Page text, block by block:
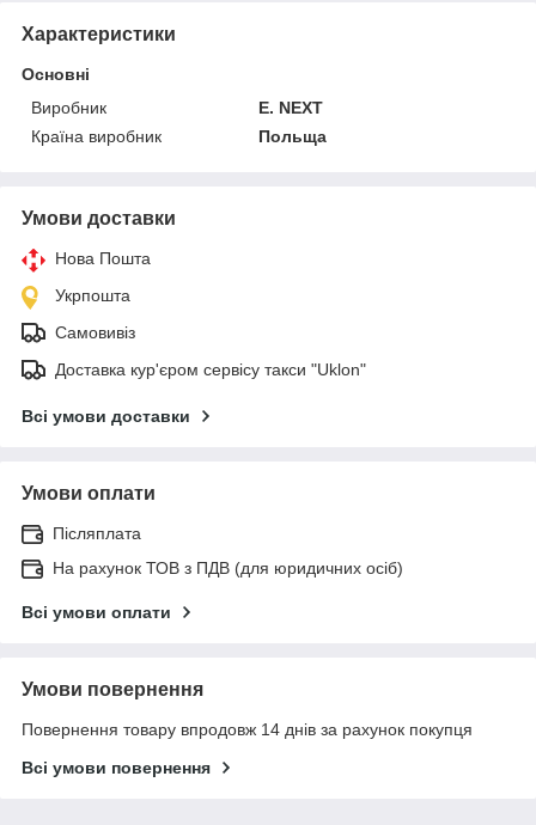
Характеристики
Основні
Виробник
E. NEXT
Країна виробник
Польща
Умови доставки
Нова Пошта
Укрпошта
Самовивіз
Доставка кур'єром сервісу такси "Uklon"
Всі умови доставки
Умови оплати
Післяплата
На рахунок ТОВ з ПДВ (для юридичних осіб)
Всі умови оплати
Умови повернення
Повернення товару впродовж 14 днів за рахунок покупця
Всі умови повернення